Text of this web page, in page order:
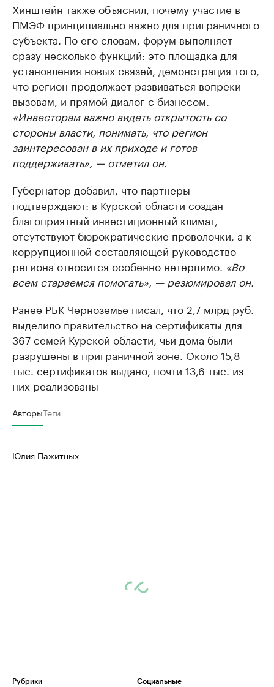
Хинштейн также объяснил, почему участие в
ПМЭФ принципиально важно для приграничного
субъекта. По его словам, форум выполняет
сразу несколько функций: это площадка для
установления новых связей, демонстрация того,
что регион продолжает развиваться вопреки
вызовам, и прямой диалог с бизнесом.
«Инвесторам важно видеть открытость со
стороны власти, понимать, что регион
заинтересован в их приходе и готов
поддерживать», — отметил он.
Губернатор добавил, что партнеры
подтверждают: в Курской области создан
благоприятный инвестиционный климат,
отсутствуют бюрократические проволочки, а к
коррупционной составляющей руководство
региона относится особенно нетерпимо. «Во
всем стараемся помогать», — резюмировал он.
Ранее РБК Черноземье писал, что 2,7 млрд руб.
выделило правительство на сертификаты для
367 семей Курской области, чьи дома были
разрушены в приграничной зоне. Около 15,8
тыс. сертификатов выдано, почти 13,6 тыс. из
них реализованы
АвторыТеги
Юлия Пажитных
Рубрики
Социальные